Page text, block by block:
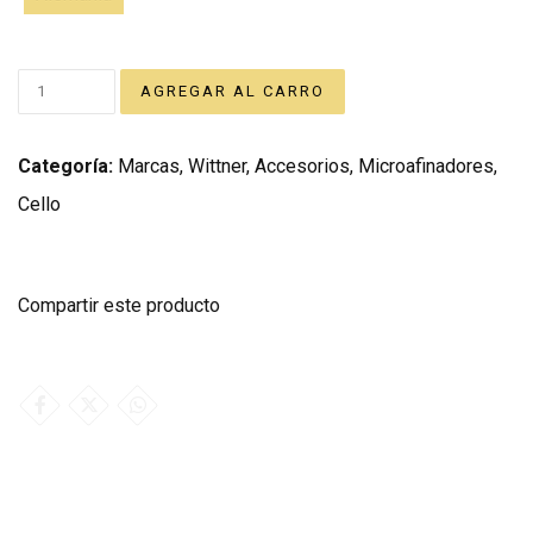
Categoría: Marcas, Wittner, Accesorios, Microafinadores,
Cello
Compartir este producto